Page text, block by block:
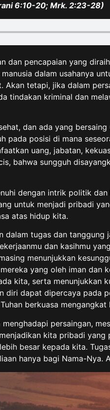
6:10-20; Mrk. 2:23-28)
dan pencapaian yang
dalam usahanya
tetapi, jika dalam
tindakan kriminal dan
dan ada yang
posisi di mana
uang, jabatan,
bahwa sungguh
dengan intrik politik
untuk menjadi pribadi
atas hidup kita.
tugas dan
dan kasihmu
menunjukkan
yang oleh iman dan
kita, serta menunjukkan
dapat dipercaya pada
berkuasa
persaingan,
kita pribadi
besar kepada kita.
hanya bagi Nama-Nya.